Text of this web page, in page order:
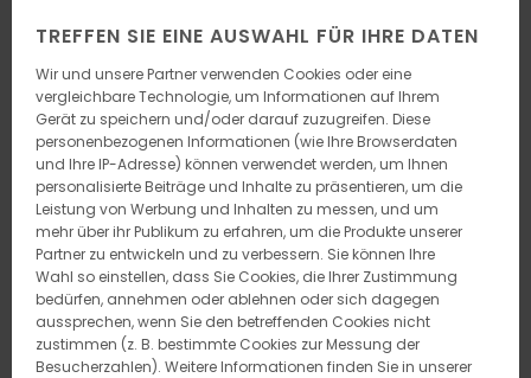
TREFFEN SIE EINE AUSWAHL FÜR IHRE DATEN
Wir und unsere Partner verwenden Cookies oder eine
vergleichbare Technologie, um Informationen auf Ihrem
Gerät zu speichern und/oder darauf zuzugreifen. Diese
personenbezogenen Informationen (wie Ihre Browserdaten
und Ihre IP-Adresse) können verwendet werden, um Ihnen
personalisierte Beiträge und Inhalte zu präsentieren, um die
Leistung von Werbung und Inhalten zu messen, und um
mehr über ihr Publikum zu erfahren, um die Produkte unserer
Partner zu entwickeln und zu verbessern. Sie können Ihre
Wahl so einstellen, dass Sie Cookies, die Ihrer Zustimmung
bedürfen, annehmen oder ablehnen oder sich dagegen
aussprechen, wenn Sie den betreffenden Cookies nicht
zustimmen (z. B. bestimmte Cookies zur Messung der
Besucherzahlen). Weitere Informationen finden Sie in unserer